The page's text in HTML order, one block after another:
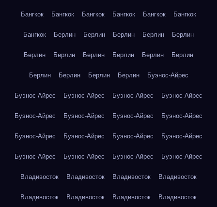
Бангкок Бангкок Бангкок Бангкок Бангкок Бангкок
Бангкок Берлин Берлин Берлин Берлин Берлин
Берлин Берлин Берлин Берлин Берлин Берлин
Берлин Берлин Берлин Берлин Буэнос-Айрес
Буэнос-Айрес Буэнос-Айрес Буэнос-Айрес Буэнос-Айрес
Буэнос-Айрес Буэнос-Айрес Буэнос-Айрес Буэнос-Айрес
Буэнос-Айрес Буэнос-Айрес Буэнос-Айрес Буэнос-Айрес
Буэнос-Айрес Буэнос-Айрес Буэнос-Айрес Буэнос-Айрес
Владивосток Владивосток Владивосток Владивосток
Владивосток Владивосток Владивосток Владивосток